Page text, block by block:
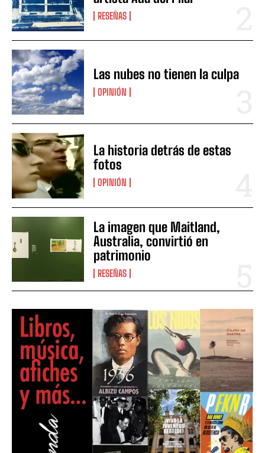
RESEÑAS
Las nubes no tienen la culpa
OPINIÓN
La historia detrás de estas
fotos
OPINIÓN
La imagen que Maitland,
Australia, convirtió en
patrimonio
RESEÑAS